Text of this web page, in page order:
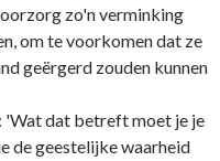
zo'n verminking
om te voorkomen dat ze
geërgerd zouden kunnen
'Wat dat betreft moet je je
de geestelijke waarheid